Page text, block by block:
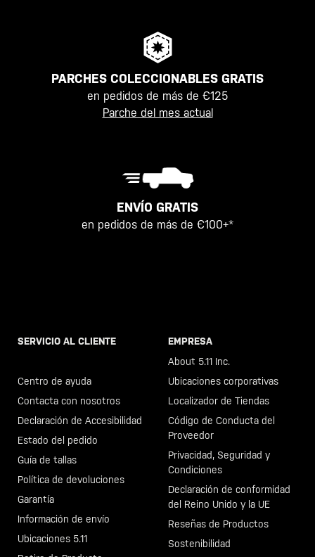
PARCHES COLECCIONABLES GRATIS
en pedidos de más de €125
Parche del mes actual
ENVÍO GRATIS
en pedidos de más de €100+*
SERVICIO AL CLIENTE
Centro de ayuda
Contacta con nosotros
Declaración de Accesibilidad
Estado del pedido
Guía de tallas
Política de devoluciones
Garantía
Información de envío
Ubicaciones 5.11
EMPRESA
About 5.11 Inc.
Ubicaciones corporativas
Localizador de Tiendas
Código de Conducta del
Proveedor
Privacidad, Seguridad y
Condiciones
Declaración de conformidad
del Reino Unido y la UE
Reseñas de Productos
Sostenibilidad